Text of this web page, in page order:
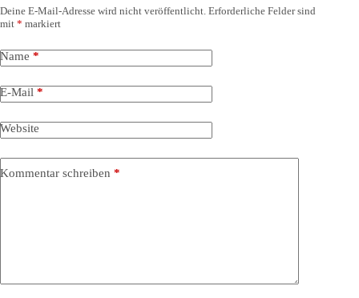
Deine E-Mail-Adresse wird nicht veröffentlicht. Erforderliche Felder sind
mit * markiert
Name *
E-Mail *
Website
Kommentar schreiben *